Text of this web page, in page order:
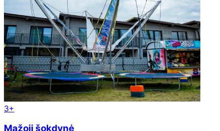
3+
Mažoji šokdynė